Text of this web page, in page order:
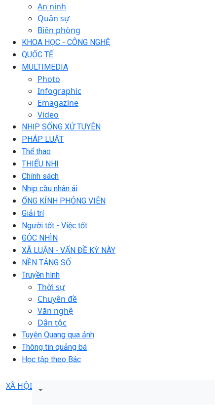
An ninh
Quân sự
Biên phòng
KHOA HỌC - CÔNG NGHỆ
QUỐC TẾ
MULTIMEDIA
Photo
Infographic
Emagazine
Video
NHỊP SỐNG XỨ TUYÊN
PHÁP LUẬT
Thể thao
THIẾU NHI
Chính sách
Nhịp cầu nhân ái
ỐNG KÍNH PHÓNG VIÊN
Giải trí
Người tốt - Việc tốt
GÓC NHÌN
XÃ LUẬN - VẤN ĐỀ KỲ NÀY
NỀN TẢNG SỐ
Truyền hình
Thời sự
Chuyên đề
Văn nghệ
Dân tộc
Tuyên Quang qua ảnh
Thông tin quảng bá
Học tập theo Bác
XÃ HỘI